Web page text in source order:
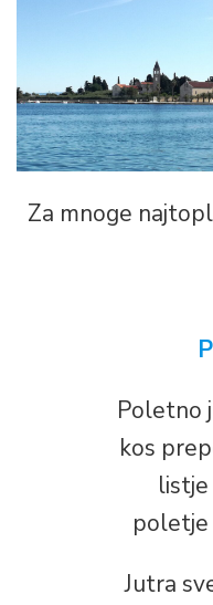
Za mnoge
Poletno
kos
poletje
Jutra